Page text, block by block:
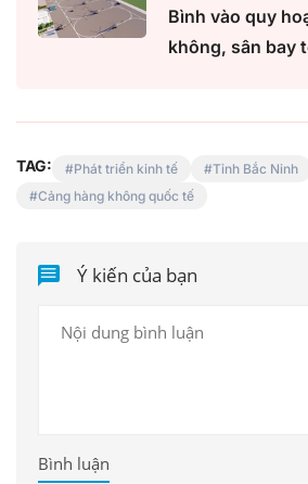
Bình vào quy
không, sân bay
TAG: Phát triển kinh tế Tỉnh Bắc Ninh
Cảng hàng không quốc tế
Ý kiến của bạn
Bình luận